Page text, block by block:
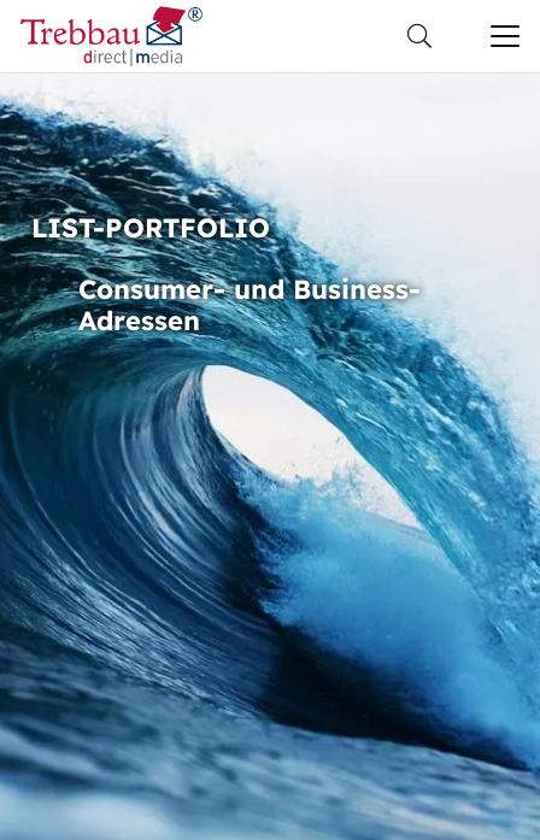
LIST-PORTFOLIO
Consumer- und Business-
Adressen